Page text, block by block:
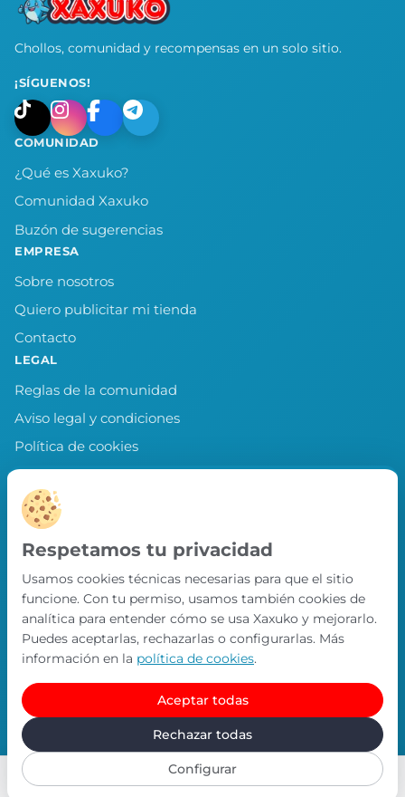
Chollos, comunidad y recompensas en un solo sitio.
¡SÍGUENOS!
COMUNIDAD
¿Qué es Xaxuko?
Comunidad Xaxuko
Buzón de sugerencias
EMPRESA
Sobre nosotros
Quiero publicitar mi tienda
Contacto
LEGAL
Reglas de la comunidad
Aviso legal y condiciones
Política de cookies
Política de privacidad
Preferencias de cookies
LLEVA XAXUKO CONTIGO
Chollos, misiones y recompensas desde
nuestra APP.
PRÓXIMAMENTE EN
App Store
Política de privacidad
Respetamos tu privacidad
Usamos cookies técnicas necesarias para que el sitio
funcione. Con tu permiso, usamos también cookies de
analítica para entender cómo se usa Xaxuko y mejorarlo.
Puedes aceptarlas, rechazarlas o configurarlas. Más
información en la política de cookies.
Aceptar todas
Rechazar todas
Configurar